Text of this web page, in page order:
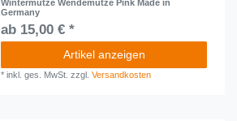
Wintermütze Wendemütze Pink Made in
Germany
ab 15,00 € *
Artikel anzeigen
*inkl. ges. MwSt. zzgl.Versandkosten